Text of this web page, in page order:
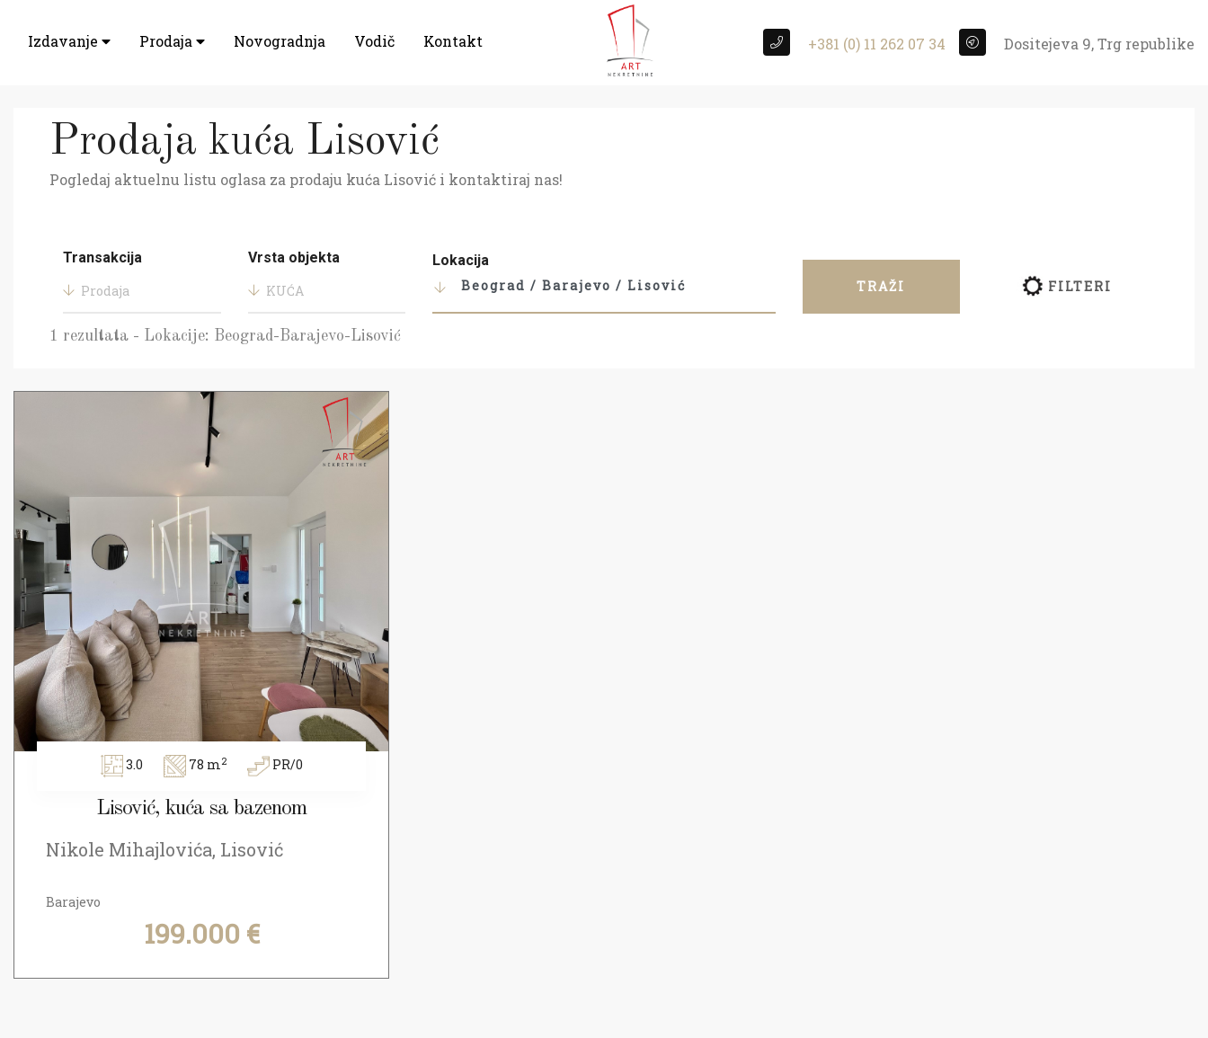
Izdavanje Prodaja Novogradnja Vodič Kontakt +381 (0) 11 262 07 34 Dositejeva 9, Trg republike
Prodaja kuća Lisović
Pogledaj aktuelnu listu oglasa za prodaju kuća Lisović i kontaktiraj nas!
Transakcija
Prodaja
Vrsta objekta
KUĆA
Lokacija
Beograd / Barajevo / Lisović
TRAŽI FILTERI
1 rezultata - Lokacije: Beograd-Barajevo-Lisović
3.0 78 m2 PR/0
Lisović, kuća sa bazenom
Nikole Mihajlovića, Lisović
Barajevo
199.000 €